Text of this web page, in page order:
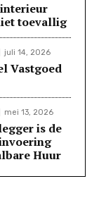
toevallig
juli 14, 2026
Vastgoed
mei 13, 2026
is de
Huur